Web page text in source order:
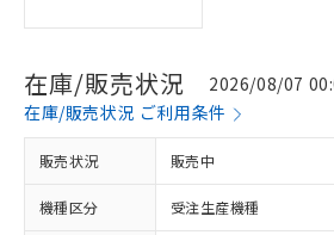
在庫/販売状況
2026/08/07
在庫/販売状況 ご利用条件
販売状況 販売中
機種区分 受注生産機種